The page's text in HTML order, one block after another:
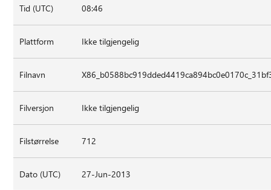
Tid (UTC) 08:46
Plattform Ikke tilgjengelig
Filnavn
Filversjon Ikke tilgjengelig
Filstørrelse 712
Dato (UTC) 27-Jun-2013